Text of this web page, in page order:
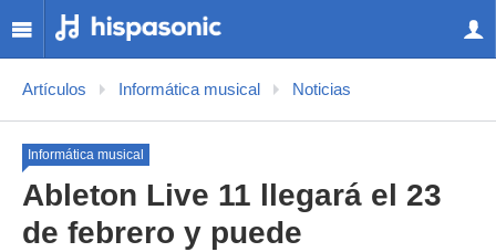
Artículos Informática musical Noticias
Informática musical
Ableton Live 11 llegará el 23
de febrero y puede